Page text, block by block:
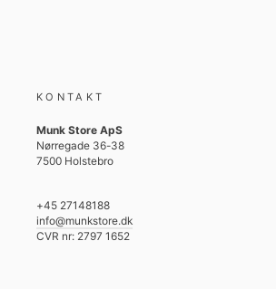
KONTAKT
Munk Store ApS
Nørregade 36-38
7500 Holstebro
+45 27148188
info@munkstore.dk
CVR nr: 2797 1652